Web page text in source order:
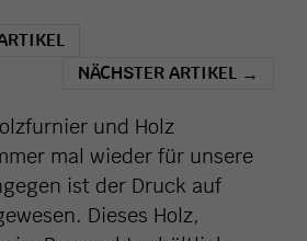
NÄCHSTER ARTIKEL →
und Holz
mal wieder für unsere
ist der Druck auf
Dieses Holz,